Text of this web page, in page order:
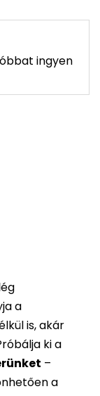
ingyen
a
is, akár
ki a
–
a